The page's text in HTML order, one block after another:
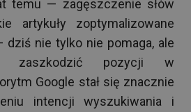
temu — zagęszczenie słów
artykuły zoptymalizowane
nie tylko nie pomaga, ale
zaszkodzić pozycji w
Google stał się znacznie
intencji wyszukiwania i